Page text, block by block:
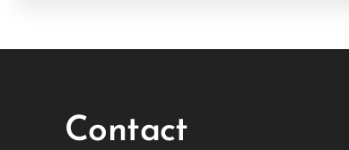
Contact